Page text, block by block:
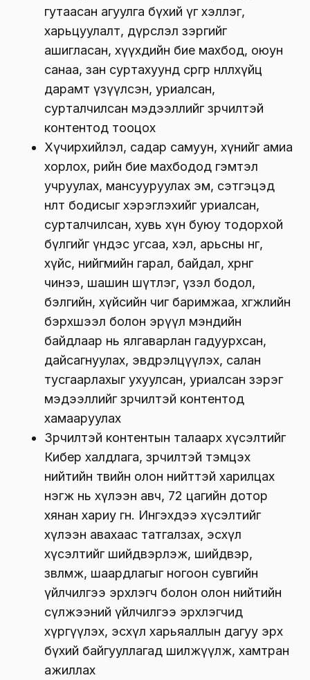
гутаасан агуулга бүхий үг хэллэг,
харьцуулалт, дүрслэл зэргийг
ашигласан, хүүхдийн бие махбод, оюун
санаа, зан суртахуунд сөргөөр нөлөөлөхүйц
дарамт үзүүлсэн, уриалсан,
сурталчилсан мэдээллийг зөрчилтэй
контентод тооцох
Хүчирхийлэл, садар самуун, хүнийг амиа
хорлох, өөрийн бие махбодод гэмтэл
учруулах, мансууруулах эм, сэтгэцэд
нөлөөт бодисыг хэрэглэхийг уриалсан,
сурталчилсан, хувь хүн буюу тодорхой
бүлгийг үндэс угсаа, хэл, арьсны өнгө,
хүйс, нийгмийн гарал, байдал, хөрөнгө
чинээ, шашин шүтлэг, үзэл бодол,
бэлгийн, хүйсийн чиг баримжаа, хөгжлийн
бэрхшээл болон эрүүл мэндийн
байдлаар нь ялгаварлан гадуурхсан,
дайсагнуулах, эвдрэлцүүлэх, салан
тусгаарлахыг ухуулсан, уриалсан зэрэг
мэдээллийг зөрчилтэй контентод
хамааруулах
Зөрчилтэй контентын талаарх хүсэлтийг
Кибер халдлага, зөрчилтэй тэмцэх
нийтийн төвийн олон нийттэй харилцах
нэгж нь хүлээн авч, 72 цагийн дотор
хянан хариу өгнө. Ингэхдээ хүсэлтийг
хүлээн авахаас татгалзах, эсхүл
хүсэлтийг шийдвэрлэж, шийдвэр,
зөвлөмж, шаардлагыг ногоон сувгийн
үйлчилгээ эрхлэгч болон олон нийтийн
сүлжээний үйлчилгээ эрхлэгчид
хүргүүлэх, эсхүл харьяаллын дагуу эрх
бүхий байгууллагад шилжүүлж, хамтран
ажиллах